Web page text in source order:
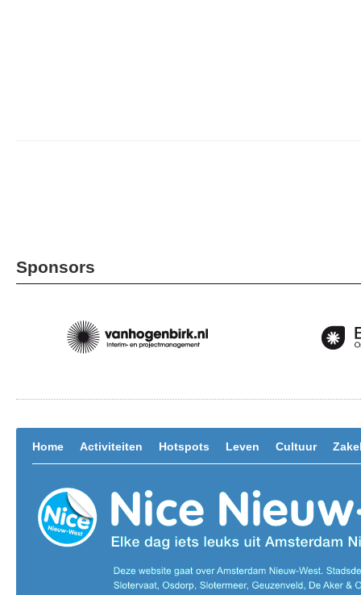
Sponsors
Home Activiteiten Hotspots Leven Cultuur